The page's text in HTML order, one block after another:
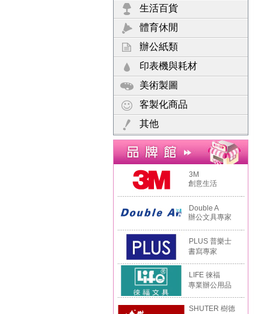
生活百貨
體育休閒
辦公紙類
印表機與耗材
美術製圖
客製化商品
其他
3M
創意生活
Double A
辦公文具專家
PLUS 普樂士
書寫專家
LIFE 徠福
專業辦公用品
SHUTER 樹德